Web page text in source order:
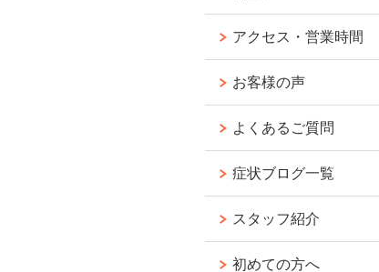
アクセス・営業時間
お客様の声
よくあるご質問
症状ブログ一覧
スタッフ紹介
初めての方へ